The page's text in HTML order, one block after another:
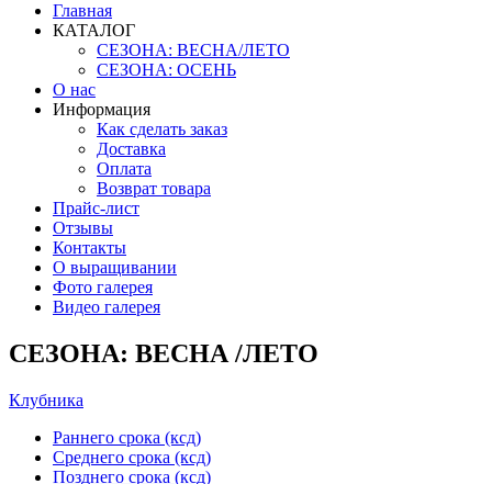
Главная
КАТАЛОГ
СЕЗОНА: ВЕСНА/ЛЕТО
СЕЗОНА: ОСЕНЬ
О нас
Информация
Как сделать заказ
Доставка
Оплата
Возврат товара
Прайс-лист
Отзывы
Контакты
О выращивании
Фото галерея
Видео галерея
СЕЗОНА: ВЕСНА /ЛЕТО
Клубника
Раннего срока (ксд)
Среднего срока (ксд)
Позднего срока (ксд)